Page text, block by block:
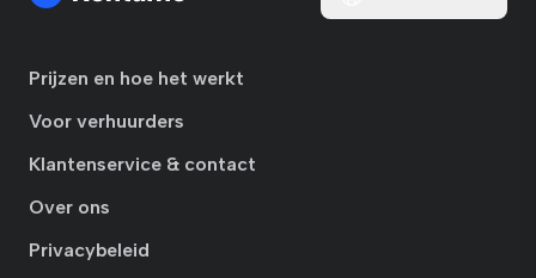
Prijzen en hoe het werkt
Voor verhuurders
Klantenservice & contact
Over ons
Privacybeleid